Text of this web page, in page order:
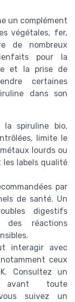
un complément
végétales, fer,
de nombreux
pour la
et la prise de
certaines
dans son
spiruline bio,
limite le
lourds ou
les labels qualité
par
de santé. Un
digestifs
des réactions
interagir avec
ceux
Consultez un
avant toute
suivez un